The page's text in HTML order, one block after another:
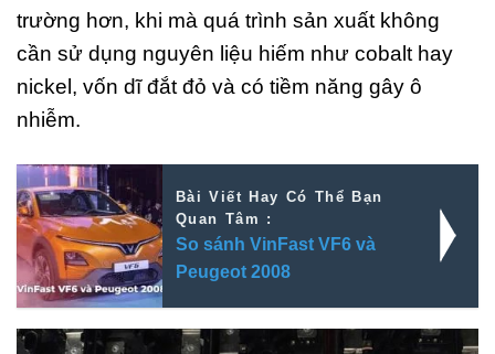
trường hơn, khi mà quá trình sản xuất không
cần sử dụng nguyên liệu hiếm như cobalt hay
nickel, vốn dĩ đắt đỏ và có tiềm năng gây ô
nhiễm.
Bài Viết Hay Có Thể Bạn
Quan Tâm :
So sánh VinFast VF6 và
Peugeot 2008